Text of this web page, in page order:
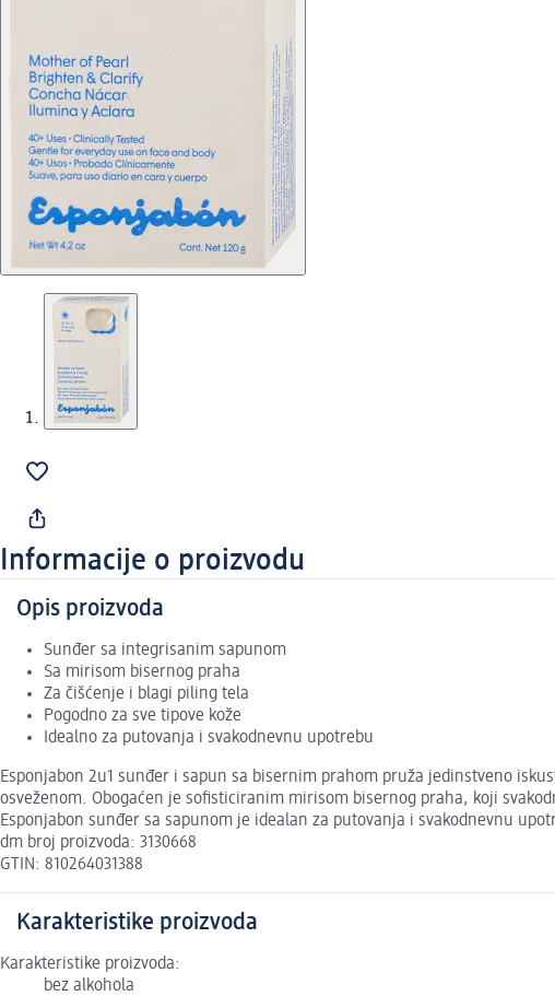
Informacije o proizvodu
Opis proizvoda
Sunđer sa integrisanim sapunom
Sa mirisom bisernog praha
Za čišćenje i blagi piling tela
Pogodno za sve tipove kože
Idealno za putovanja i svakodnevnu upotrebu
Esponjabon 2u1 sunđer i sapun sa bisernim prahom pruža jedinstveno
osveženom. Obogaćen je sofisticiranim mirisom bisernog praha, koji
Esponjabon sunđer sa sapunom je idealan za putovanja i svakodnevnu
dm broj proizvoda: 3130668
GTIN: 810264031388
Karakteristike proizvoda
Karakteristike proizvoda:
bez alkohola